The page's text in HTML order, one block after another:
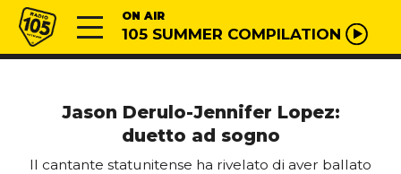
Vai al contenuto
Radio 105 ON AIR
105 SUMMER COMPILATION
Jason Derulo-Jennifer Lopez:
duetto ad sogno
Il cantante statunitense ha rivelato di aver ballato